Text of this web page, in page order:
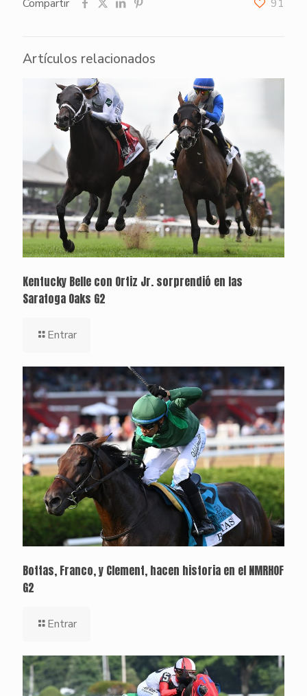
Compartir 91
Artículos relacionados
Kentucky Belle con Ortiz Jr. sorprendió en las
Saratoga Oaks G2
Entrar
Bottas, Franco, y Clement, hacen historia en el NMRHOF
G2
Entrar